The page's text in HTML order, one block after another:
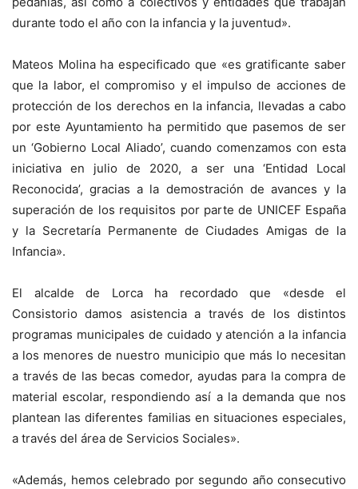
durante todo el año con la infancia y la juventud».
Mateos Molina ha especificado que «es gratificante saber
que la labor, el compromiso y el impulso de acciones de
protección de los derechos en la infancia, llevadas a cabo
por este Ayuntamiento ha permitido que pasemos de ser
un ‘Gobierno Local Aliado’, cuando comenzamos con esta
iniciativa en julio de 2020, a ser una ‘Entidad Local
Reconocida’, gracias a la demostración de avances y la
superación de los requisitos por parte de UNICEF España
y la Secretaría Permanente de Ciudades Amigas de la
Infancia».
El alcalde de Lorca ha recordado que «desde el
Consistorio damos asistencia a través de los distintos
programas municipales de cuidado y atención a la infancia
a los menores de nuestro municipio que más lo necesitan
a través de las becas comedor, ayudas para la compra de
material escolar, respondiendo así a la demanda que nos
plantean las diferentes familias en situaciones especiales,
a través del área de Servicios Sociales».
«Además, hemos celebrado por segundo año consecutivo